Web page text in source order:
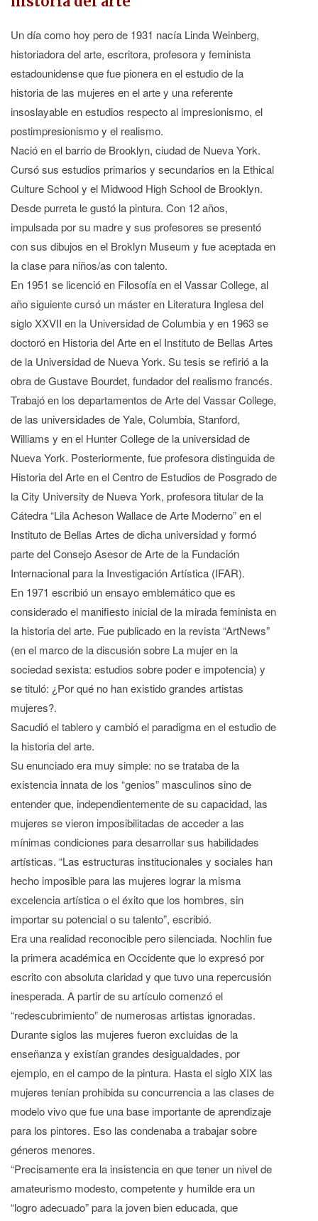
Un día como hoy pero de 1931 nacía Linda Weinberg,
historiadora del arte, escritora, profesora y feminista
estadounidense que fue pionera en el estudio de la
historia de las mujeres en el arte y una referente
insoslayable en estudios respecto al impresionismo, el
postimpresionismo y el realismo.
Nació en el barrio de Brooklyn, ciudad de Nueva York.
Cursó sus estudios primarios y secundarios en la Ethical
Culture School y el Midwood High School de Brooklyn.
Desde purreta le gustó la pintura. Con 12 años,
impulsada por su madre y sus profesores se presentó
con sus dibujos en el Broklyn Museum y fue aceptada en
la clase para niños/as con talento.
En 1951 se licenció en Filosofía en el Vassar College, al
año siguiente cursó un máster en Literatura Inglesa del
siglo XXVII en la Universidad de Columbia y en 1963 se
doctoró en Historia del Arte en el Instituto de Bellas Artes
de la Universidad de Nueva York. Su tesis se refirió a la
obra de Gustave Bourdet, fundador del realismo francés.
Trabajó en los departamentos de Arte del Vassar College,
de las universidades de Yale, Columbia, Stanford,
Williams y en el Hunter College de la universidad de
Nueva York. Posteriormente, fue profesora distinguida de
Historia del Arte en el Centro de Estudios de Posgrado de
la City University de Nueva York, profesora titular de la
Cátedra “Lila Acheson Wallace de Arte Moderno” en el
Instituto de Bellas Artes de dicha universidad y formó
parte del Consejo Asesor de Arte de la Fundación
Internacional para la Investigación Artística (IFAR).
En 1971 escribió un ensayo emblemático que es
considerado el manifiesto inicial de la mirada feminista en
la historia del arte. Fue publicado en la revista “ArtNews”
(en el marco de la discusión sobre La mujer en la
sociedad sexista: estudios sobre poder e impotencia) y
se tituló: ¿Por qué no han existido grandes artistas
mujeres?.
Sacudió el tablero y cambió el paradigma en el estudio de
la historia del arte.
Su enunciado era muy simple: no se trataba de la
existencia innata de los “genios” masculinos sino de
entender que, independientemente de su capacidad, las
mujeres se vieron imposibilitadas de acceder a las
mínimas condiciones para desarrollar sus habilidades
artísticas. “Las estructuras institucionales y sociales han
hecho imposible para las mujeres lograr la misma
excelencia artística o el éxito que los hombres, sin
importar su potencial o su talento”, escribió.
Era una realidad reconocible pero silenciada. Nochlin fue
la primera académica en Occidente que lo expresó por
escrito con absoluta claridad y que tuvo una repercusión
inesperada. A partir de su artículo comenzó el
“redescubrimiento” de numerosas artistas ignoradas.
Durante siglos las mujeres fueron excluidas de la
enseñanza y existían grandes desigualdades, por
ejemplo, en el campo de la pintura. Hasta el siglo XIX las
mujeres tenían prohibida su concurrencia a las clases de
modelo vivo que fue una base importante de aprendizaje
para los pintores. Eso las condenaba a trabajar sobre
géneros menores.
“Precisamente era la insistencia en que tener un nivel de
amateurismo modesto, competente y humilde era un
“logro adecuado” para la joven bien educada, que